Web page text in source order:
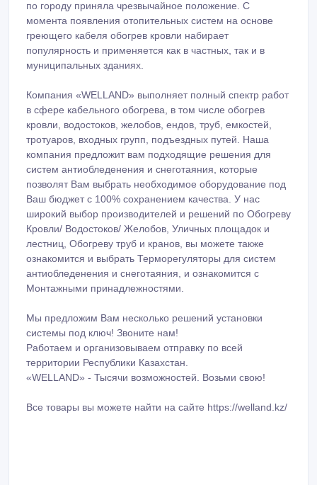
по городу приняла чрезвычайное положение. С
момента появления отопительных систем на основе
греющего кабеля обогрев кровли набирает
популярность и применяется как в частных, так и в
муниципальных зданиях.
Компания «WELLAND» выполняет полный спектр работ
в сфере кабельного обогрева, в том числе обогрев
кровли, водостоков, желобов, ендов, труб, емкостей,
тротуаров, входных групп, подъездных путей. Наша
компания предложит вам подходящие решения для
систем антиобледенения и снеготаяния, которые
позволят Вам выбрать необходимое оборудование под
Ваш бюджет с 100% сохранением качества. У нас
широкий выбор производителей и решений по Обогреву
Кровли/ Водостоков/ Желобов, Уличных площадок и
лестниц, Обогреву труб и кранов, вы можете также
ознакомится и выбрать Терморегуляторы для систем
антиобледенения и снеготаяния, и ознакомится с
Монтажными принадлежностями.
Мы предложим Вам несколько решений установки
системы под ключ! Звоните нам!
Работаем и организовываем отправку по всей
территории Республики Казахстан.
«WELLAND» - Тысячи возможностей. Возьми свою!
Все товары вы можете найти на сайте https://welland.kz/